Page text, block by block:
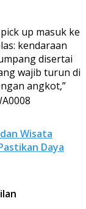
up masuk ke
kendaraan
disertai
wajib turun di
angkot,”
Wisata
Daya